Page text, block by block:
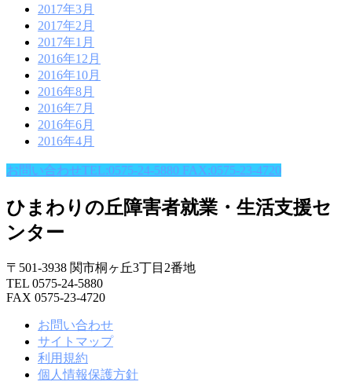
2017年3月
2017年2月
2017年1月
2016年12月
2016年10月
2016年8月
2016年7月
2016年6月
2016年4月
お問い合わせTEL:0575-24-5880 FAX:0575-23-4720
ひまわりの丘障害者就業・生活支援セ
ンター
〒501-3938 関市桐ヶ丘3丁目2番地
TEL 0575-24-5880
FAX 0575-23-4720
お問い合わせ
サイトマップ
利用規約
個人情報保護方針